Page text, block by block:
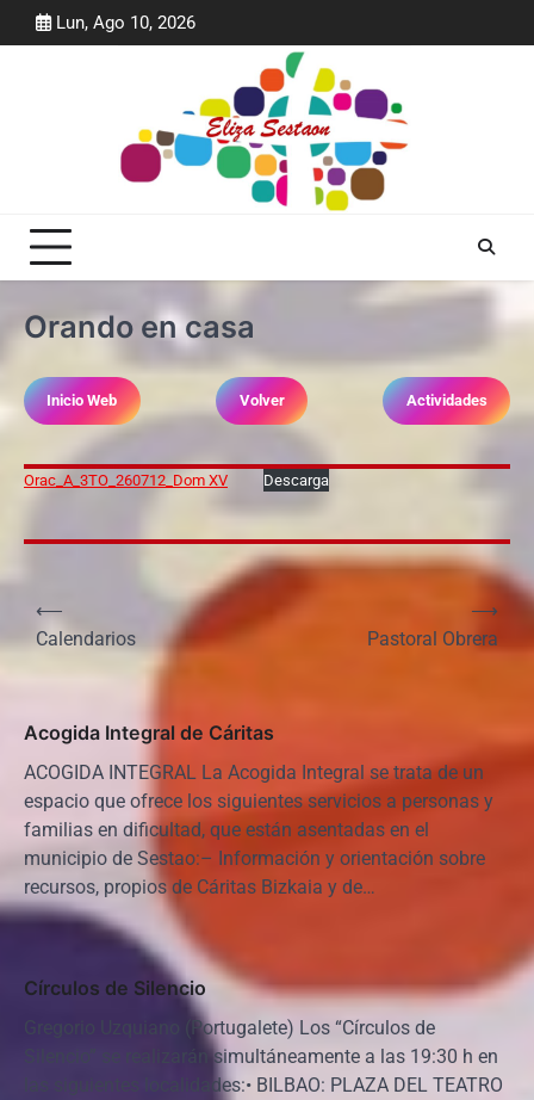
to
Lun, Ago 10, 2026
Orando en casa
Inicio Web Volver Actividades
Orac_A_3TO_260712_Dom XV Descarga
N
g
a
c
i
ó
⟵
Calendarios
Pastoral Obrera
⟶
Acogida Integral de Cáritas
ACOGIDA INTEGRAL La Acogida Integral se trata de un
espacio que ofrece los siguientes servicios a personas y
familias en dificultad, que están asentadas en el
municipio de Sestao:– Información y orientación sobre
recursos, propios de Cáritas Bizkaia y de…
Círculos de Silencio
Gregorio Uzquiano (Portugalete) Los “Círculos de
Silencio” se realizarán simultáneamente a las 19:30 h en
las siguientes localidades:• BILBAO: PLAZA DEL TEATRO